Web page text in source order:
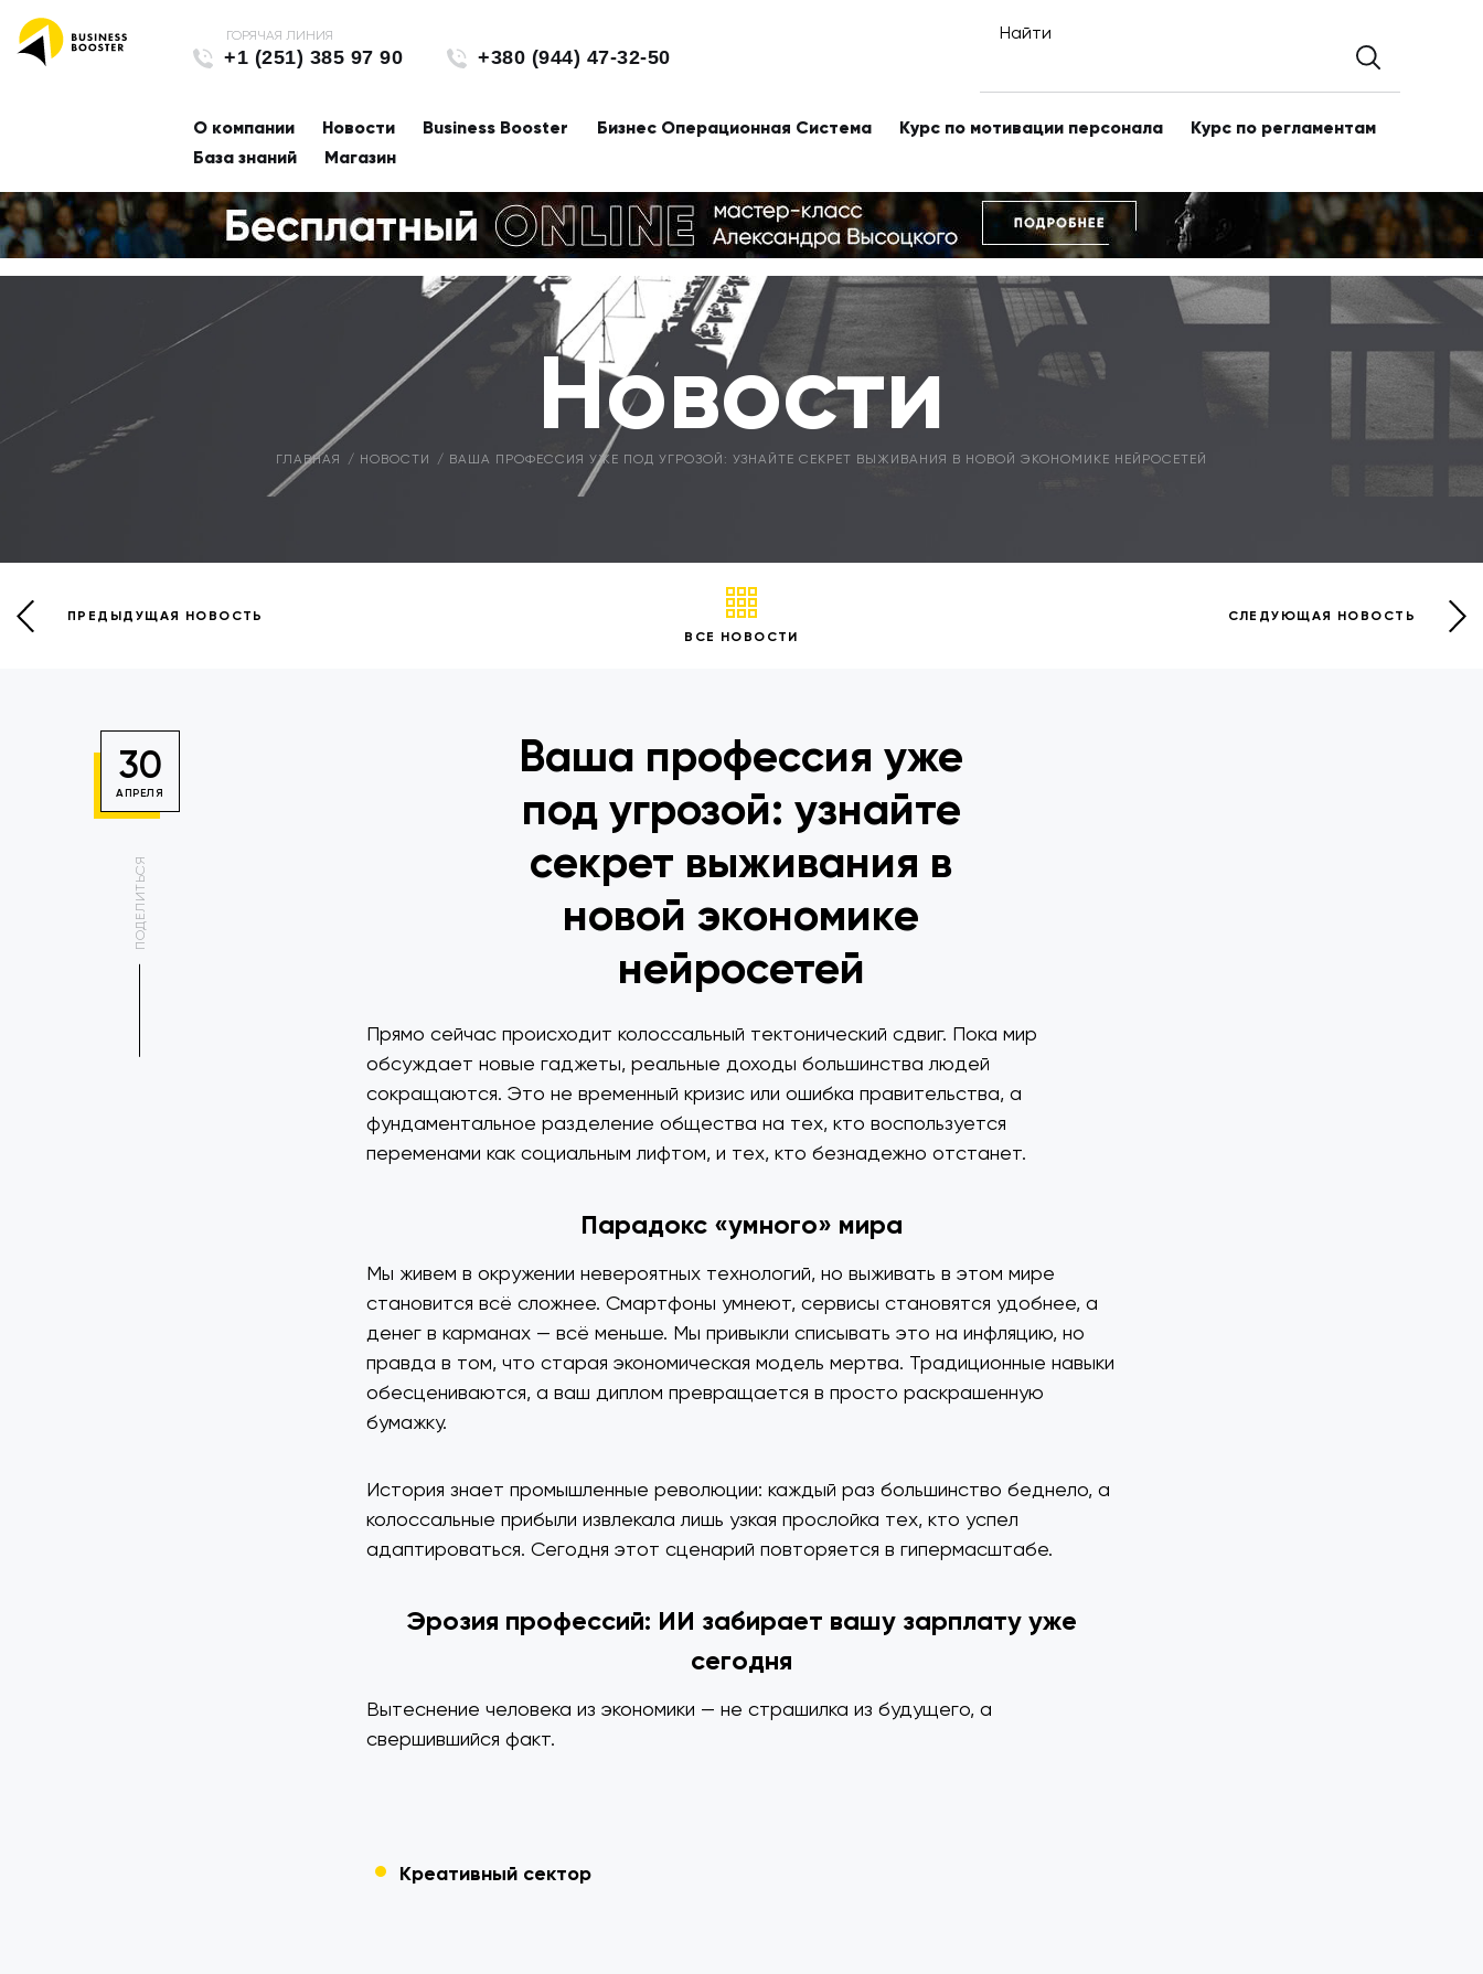
+1 (251) 385 97 90 +380 (944) 47-32-50
Найти
О компании Новости Business Booster Бизнес Операционная Система Курс по мотивации персонала
Курс по регламентам
База знаний
Магазин
Новости
ГЛАВНАЯ НОВОСТИ ВАША ПРОФЕССИЯ УЖЕ ПОД УГРОЗОЙ: УЗНАЙТЕ СЕКРЕТ ВЫЖИВАНИЯ В НОВОЙ ЭКОНОМИКЕ НЕЙРОСЕТЕЙ
ПРЕДЫДУЩАЯ НОВОСТЬ
ВСЕ НОВОСТИ
СЛЕДУЮЩАЯ НОВОСТЬ
30
АПРЕЛЯ
ПОДЕЛИТЬСЯ
Ваша профессия уже
под угрозой: узнайте
секрет выживания в
новой экономике
нейросетей
Прямо сейчас происходит колоссальный тектонический сдвиг. Пока мир
обсуждает новые гаджеты, реальные доходы большинства людей
сокращаются. Это не временный кризис или ошибка правительства, а
фундаментальное разделение общества на тех, кто воспользуется
переменами как социальным лифтом, и тех, кто безнадежно отстанет.
Парадокс «умного» мира
Мы живем в окружении невероятных технологий, но выживать в этом мире
становится всё сложнее. Смартфоны умнеют, сервисы становятся удобнее, а
денег в карманах — всё меньше. Мы привыкли списывать это на инфляцию, но
правда в том, что старая экономическая модель мертва. Традиционные навыки
обесцениваются, а ваш диплом превращается в просто раскрашенную
бумажку.
История знает промышленные революции: каждый раз большинство беднело, а
колоссальные прибыли извлекала лишь узкая прослойка тех, кто успел
адаптироваться. Сегодня этот сценарий повторяется в гипермасштабе.
Эрозия профессий: ИИ забирает вашу зарплату уже
сегодня
Вытеснение человека из экономики — не страшилка из будущего, а
свершившийся факт.
Креативный сектор